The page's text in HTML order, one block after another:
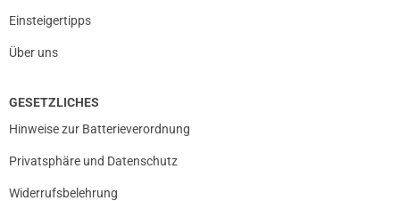
Einsteigertipps
Über uns
GESETZLICHES
Hinweise zur Batterieverordnung
Privatsphäre und Datenschutz
Widerrufsbelehrung